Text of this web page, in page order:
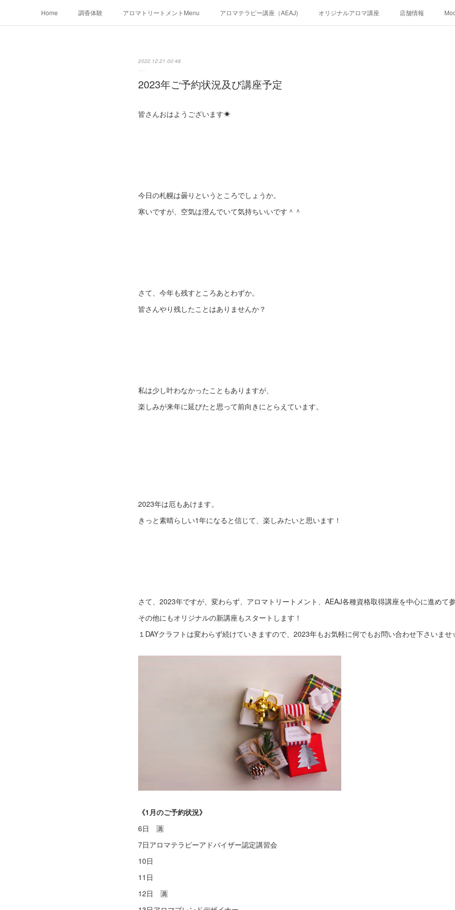
Home 調香体験 アロマトリートメントMenu アロマテラピー講座（AEAJ) オリジナルアロマ講座 店舗情報
2022.12.21 00:48
2023年ご予約状況及び講座予定
皆さんおはようございます☀
今日の札幌は曇りというところでしょうか。
寒いですが、空気は澄んでいて気持ちいいです＾＾
さて、今年も残すところあとわずか。
皆さんやり残したことはありませんか？
私は少し叶わなかったこともありますが、
楽しみが来年に延びたと思って前向きにとらえています。
2023年は厄もあけます。
きっと素晴らしい1年になると信じて、楽しみたいと思います！
さて、2023年ですが、変わらず、アロマトリートメント、AEAJ各種資格取得講座を中心に進めて参
その他にもオリジナルの新講座もスタートします！
１DAYクラフトは変わらず続けていきますので、2023年もお気軽に何でもお問い合わせ下さいま
《1月のご予約状況》
6日 🈵
7日アロマテラピーアドバイザー認定講習会
10日
11日
12日 🈵